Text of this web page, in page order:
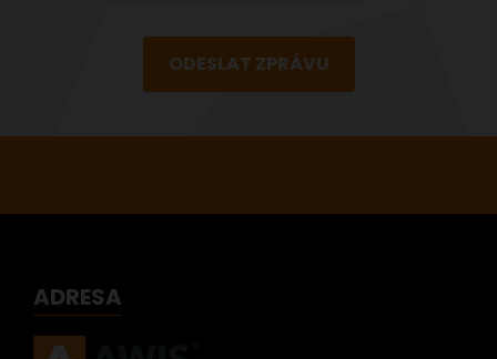
ODESLAT ZPRÁVU
ADRESA